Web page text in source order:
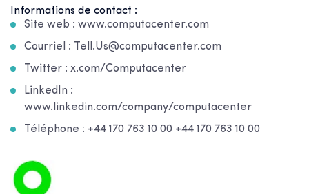
Informations de contact :
Site web : www.computacenter.com
Courriel : Tell.Us@computacenter.com
Twitter : x.com/Computacenter
LinkedIn :
www.linkedin.com/company/computacenter
Téléphone : +44 170 763 10 00 +44 170 763 10 00